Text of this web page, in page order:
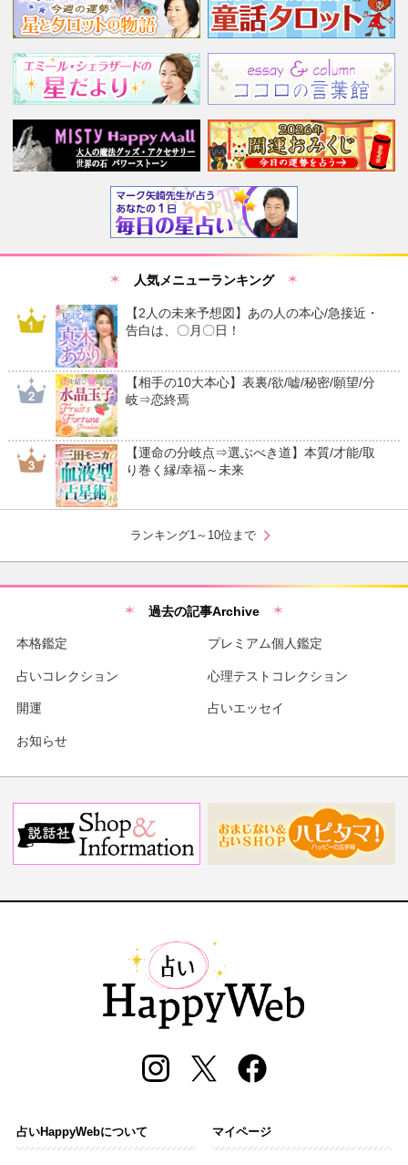
人気メニューランキング
【2人の未来予想図】あの人の本心/急接近・
告白は、〇月〇日！
【相手の10大本心】表裏/欲/嘘/秘密/願望/分
岐⇒恋終焉
【運命の分岐点⇒選ぶべき道】本質/才能/取
り巻く縁/幸福～未来
ランキング1～10位まで chevron_right
過去の記事Archive
本格鑑定 プレミアム個人鑑定
占いコレクション 心理テストコレクション
開運 占いエッセイ
お知らせ
占いHappyWebについて マイページ